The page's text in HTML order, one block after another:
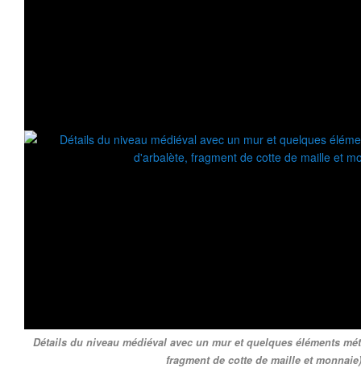
Détails du niveau médiéval avec un mur et quelques éléments
fragment de cotte de maille et